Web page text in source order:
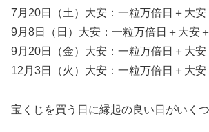
7月20日（土）大安：一粒万倍日＋大安
9月8日（日）大安：一粒万倍日＋大安
9月20日（金）大安：一粒万倍日＋大安
12月3日（火）大安：一粒万倍日＋大安
宝くじを買う日に縁起の良い日がいく